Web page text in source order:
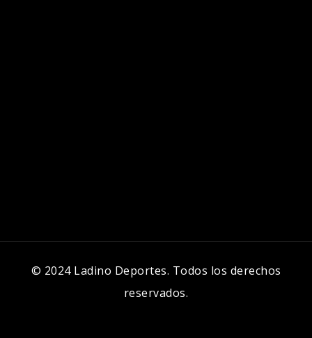
© 2024 Ladino Deportes. Todos los derechos
reservados.